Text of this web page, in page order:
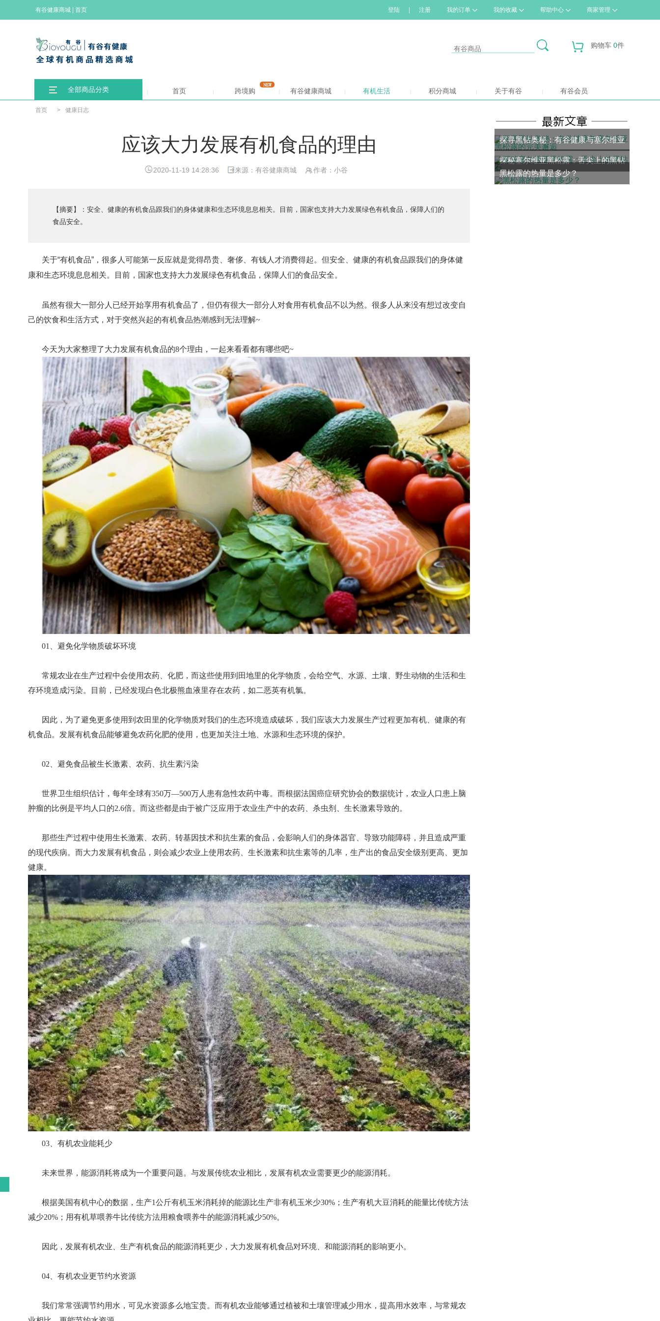
有谷健康商城 首页 登陆 注册 我的订单 我的收藏 帮助中心 商家管理
购物车 0件
全部商品分类 首页 跨境购 有谷健康商城 有机生活 积分商城 关于有谷 有谷会员
首页 > 健康日志
应该大力发展有机食品的理由
2020-11-19 14:28:36 来源：有谷健康商城 作者：小谷
【摘要】：安全、健康的有机食品跟我们的身体健康和生态环境息息相关。目前，国家也支持大力发展绿色有机食品，保障人们的
食品安全。
关于“有机食品”，很多人可能第一反应就是觉得昂贵、奢侈、有钱人才消费得起。但安全、健康的有机食品跟我们的身体健
康和生态环境息息相关。目前，国家也支持大力发展绿色有机食品，保障人们的食品安全。
虽然有很大一部分人已经开始享用有机食品了，但仍有很大一部分人对食用有机食品不以为然。很多人从来没有想过改变自
己的饮食和生活方式，对于突然兴起的有机食品热潮感到无法理解~
今天为大家整理了大力发展有机食品的8个理由，一起来看看都有哪些吧~
01、避免化学物质破坏环境
常规农业在生产过程中会使用农药、化肥，而这些使用到田地里的化学物质，会给空气、水源、土壤、野生动物的生活和生
存环境造成污染。目前，已经发现白色北极熊血液里存在农药，如二恶英有机氯。
因此，为了避免更多使用到农田里的化学物质对我们的生态环境造成破坏，我们应该大力发展生产过程更加有机、健康的有
机食品。发展有机食品能够避免农药化肥的使用，也更加关注土地、水源和生态环境的保护。
02、避免食品被生长激素、农药、抗生素污染
世界卫生组织估计，每年全球有350万—500万人患有急性农药中毒。而根据法国癌症研究协会的数据统计，农业人口患上脑
肿瘤的比例是平均人口的2.6倍。而这些都是由于被广泛应用于农业生产中的农药、杀虫剂、生长激素导致的。
那些生产过程中使用生长激素、农药、转基因技术和抗生素的食品，会影响人们的身体器官、导致功能障碍，并且造成严重
的现代疾病。而大力发展有机食品，则会减少农业上使用农药、生长激素和抗生素等的几率，生产出的食品安全级别更高、更加
健康。
03、有机农业能耗少
未来世界，能源消耗将成为一个重要问题。与发展传统农业相比，发展有机农业需要更少的能源消耗。
根据美国有机中心的数据，生产1公斤有机玉米消耗掉的能源比生产非有机玉米少30%；生产有机大豆消耗的能量比传统方法
减少20%；用有机草喂养牛比传统方法用粮食喂养牛的能源消耗减少50%。
因此，发展有机农业、生产有机食品的能源消耗更少，大力发展有机食品对环境、和能源消耗的影响更小。
04、有机农业更节约水资源
我们常常强调节约用水，可见水资源多么地宝贵。而有机农业能够通过植被和土壤管理减少用水，提高用水效率，与常规农
探寻黑钻奥秘：有谷健康与塞尔维亚
黑松露的完美邂逅
探秘塞尔维亚黑松露：舌尖上的黑钻
石
黑松露的热量是多少？